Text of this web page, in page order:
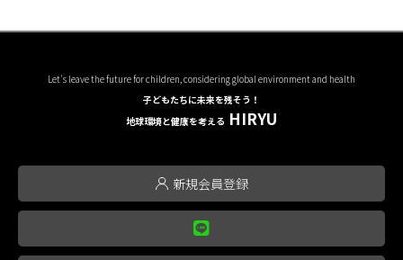
Let's leave the future for children, considering global environment and health
子どもたちに未来を残そう！
地球環境と健康を考える HIRYU
新規会員登録